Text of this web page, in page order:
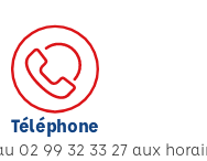
Téléphone
02 99 32 33 27 aux